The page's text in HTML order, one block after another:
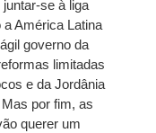
se à liga
América Latina
governo da
limitadas
e da Jordânia
por fim, as
querer um